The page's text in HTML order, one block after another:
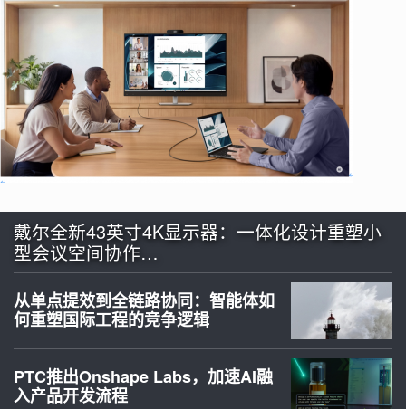
戴尔全新43英寸4K显示器：一体化设计重塑小
型会议空间协作…
从单点提效到全链路协同：智能体如
何重塑国际工程的竞争逻辑
PTC推出Onshape Labs，加速AI融
入产品开发流程